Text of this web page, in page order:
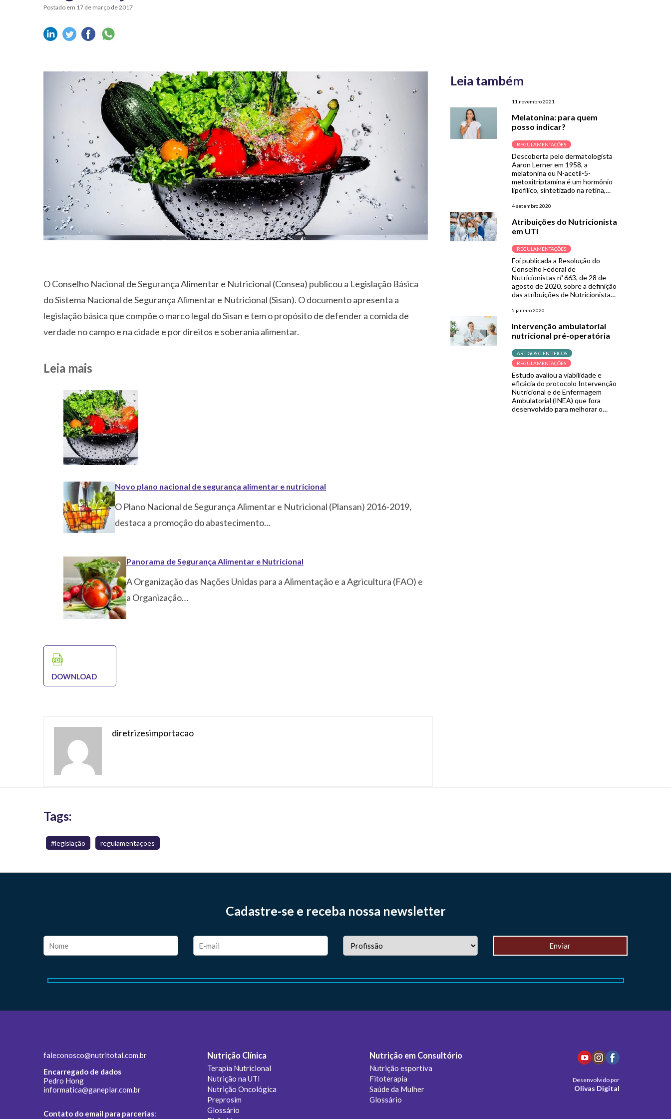
Postado em 17 de março de 2017
O Conselho Nacional de Segurança Alimentar e Nutricional (Consea) publicou a Legislação Básica
do Sistema Nacional de Segurança Alimentar e Nutricional (Sisan). O documento apresenta a
legislação básica que compõe o marco legal do Sisan e tem o propósito de defender a comida de
verdade no campo e na cidade e por direitos e soberania alimentar.
Leia mais
Novo plano nacional de segurança alimentar e nutricional
O Plano Nacional de Segurança Alimentar e Nutricional (Plansan) 2016-2019,
destaca a promoção do abastecimento…
Panorama de Segurança Alimentar e Nutricional
A Organização das Nações Unidas para a Alimentação e a Agricultura (FAO) e
a Organização…
DOWNLOAD
Leia também
11 novembro 2021
Melatonina: para quem
posso indicar?
REGULAMENTAÇÕES
Descoberta pelo dermatologista
Aaron Lerner em 1958, a
melatonina ou N-acetil-5-
metoxitriptamina é um hormônio
lipofílico, sintetizado na retina,
gastrointestinal, mas
sintetizado pela glândula pineal no
período noturno, e que exerce
síntese ocorre a partir da
conversão do triptofano em
serotonina, quando a ação das […]
4 setembro 2020
Atribuições do Nutricionista
em UTI
REGULAMENTAÇÕES
Foi publicada a Resolução do
Conselho Federal de
Nutricionistas nº 663, de 28 de
agosto de 2020, sobre a definição
das atribuições de Nutricionista
(UTI) que objetiva garantir o
assistência nutricional. Segundo o
documento “O Nutricionista, de
multiprofissional da Unidade de […]
5 janeiro 2020
Intervenção ambulatorial
nutricional pré-operatória
ARTIGOS CIENTÍFICOS
REGULAMENTAÇÕES
Estudo avaliou a viabilidade e
eficácia do protocolo Intervenção
Nutricional e de Enfermagem
Ambulatorial (INEA) que fora
desenvolvido para melhorar o
diretrizesimportacao
Tags:
#legislação regulamentaçoes
Cadastre-se e receba nossa newsletter
faleconosco@nutritotal.com.br
Encarregado de dados
Pedro Hong
informatica@ganeplar.com.br
Contato do email para parcerias:
Nutrição Clínica
Terapia Nutricional
Nutrição na UTI
Nutrição Oncológica
Preprosim
Glossário
Nutrição em Consultório
Nutrição esportiva
Fitoterapia
Saúde da Mulher
Glossário
Desenvolvido por
Olivas Digital